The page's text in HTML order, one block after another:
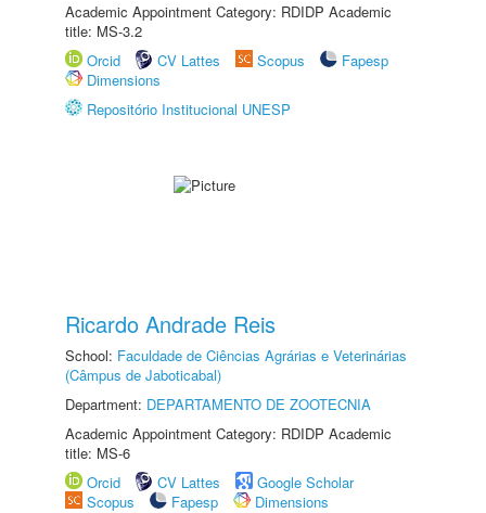
Academic Appointment Category: RDIDP Academic
title: MS-3.2
Orcid
CV Lattes Scopus
Fapesp
Dimensions
Repositório Institucional UNESP
Ricardo Andrade Reis
School: Faculdade de Ciências Agrárias e Veterinárias
(Câmpus de Jaboticabal)
Department: DEPARTAMENTO DE ZOOTECNIA
Academic Appointment Category: RDIDP Academic
title: MS-6
Orcid
CV Lattes
Google Scholar
Scopus
Fapesp Dimensions